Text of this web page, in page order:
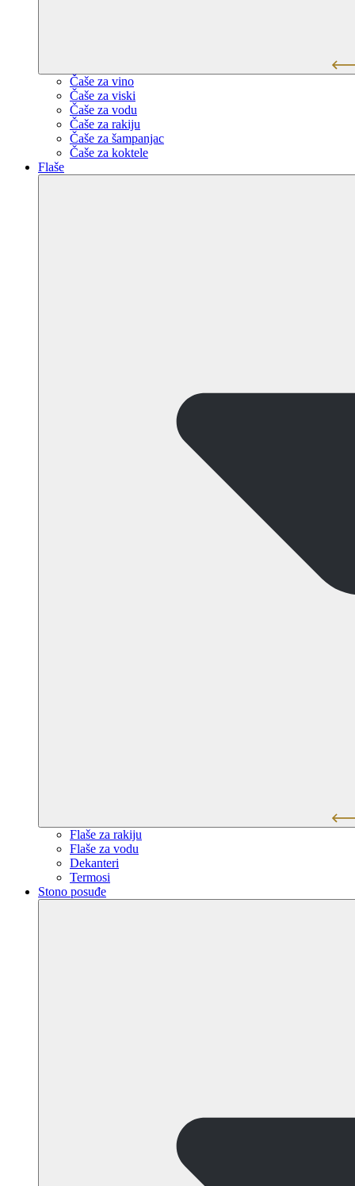
Čaše za vino
Čaše za viski
Čaše za vodu
Čaše za rakiju
Čaše za šampanjac
Čaše za koktele
Flaše
Flaše za rakiju
Flaše za vodu
Dekanteri
Termosi
Stono posuđe